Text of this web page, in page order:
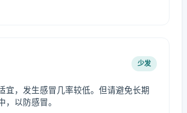
少发
宜，发生感冒几率较低。但请避免长期
，以防感冒。